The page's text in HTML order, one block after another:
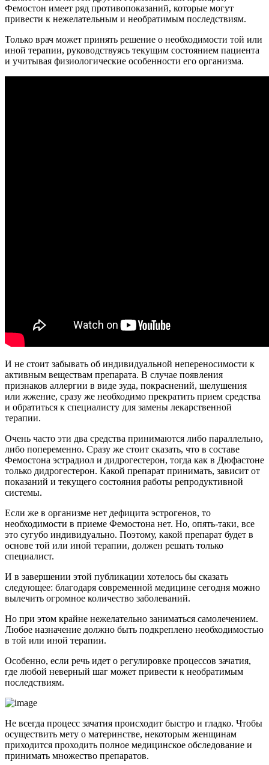
Фемостон имеет ряд противопоказаний, которые могут
привести к нежелательным и необратимым последствиям.
Только врач может принять решение о необходимости той или
иной терапии, руководствуясь текущим состоянием пациента
и учитывая физиологические особенности его организма.
И не стоит забывать об индивидуальной непереносимости к
активным веществам препарата. В случае появления
признаков аллергии в виде зуда, покраснений, шелушения
или жжение, сразу же необходимо прекратить прием средства
и обратиться к специалисту для замены лекарственной
терапии.
Очень часто эти два средства принимаются либо параллельно,
либо попеременно. Сразу же стоит сказать, что в составе
Фемостона эстрадиол и дидрогестерон, тогда как в Дюфастоне
только дидрогестерон. Какой препарат принимать, зависит от
показаний и текущего состояния работы репродуктивной
системы.
Если же в организме нет дефицита эстрогенов, то
необходимости в приеме Фемостона нет. Но, опять-таки, все
это сугубо индивидуально. Поэтому, какой препарат будет в
основе той или иной терапии, должен решать только
специалист.
И в завершении этой публикации хотелось бы сказать
следующее: благодаря современной медицине сегодня можно
вылечить огромное количество заболеваний.
Но при этом крайне нежелательно заниматься самолечением.
Любое назначение должно быть подкреплено необходимостью
в той или иной терапии.
Особенно, если речь идет о регулировке процессов зачатия,
где любой неверный шаг может привести к необратимым
последствиям.
Не всегда процесс зачатия происходит быстро и гладко. Чтобы
осуществить мету о материнстве, некоторым женщинам
приходится проходить полное медицинское обследование и
принимать множество препаратов.